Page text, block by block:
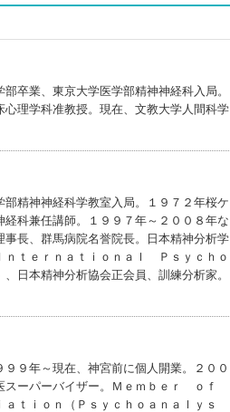
卒業、東京大学医学部精神神経科入局。
理学科准教授。現在、文教大学人間科学
精神神経科学教室入局。１９７２年桜ケ
科兼任講師。１９９７年～２００８年な
長、群馬病院名誉院長。日本精神分析学
ｔｅｒｎａｔｉｏｎａｌ Ｐｓｙｃｈｏ
日本精神分析協会正会員、訓練分析家。
９年～現在、神宮前に個人開業。２００
スーパーバイザー。Ｍｅｍｂｅｒ ｏｆ
ｔｉｏｎ（Ｐｓｙｃｈｏａｎａｌｙｓ